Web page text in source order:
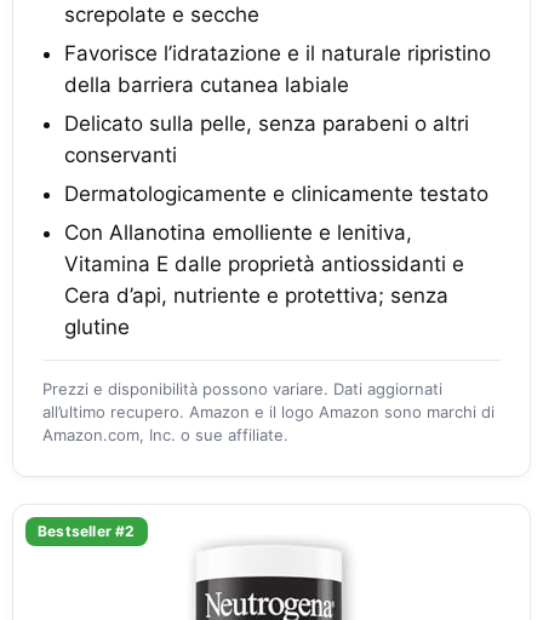
screpolate e secche
Favorisce l’idratazione e il naturale ripristino
della barriera cutanea labiale
Delicato sulla pelle, senza parabeni o altri
conservanti
Dermatologicamente e clinicamente testato
Con Allanotina emolliente e lenitiva,
Vitamina E dalle proprietà antiossidanti e
Cera d’api, nutriente e protettiva; senza
glutine
Prezzi e disponibilità possono variare. Dati aggiornati
all’ultimo recupero. Amazon e il logo Amazon sono marchi di
Amazon.com, Inc. o sue affiliate.
Bestseller #2